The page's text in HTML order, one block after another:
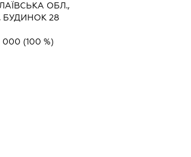
ОБЛ.,
БУДИНОК 28
000 (100 %)